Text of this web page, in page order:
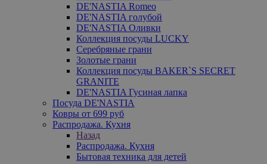
DE'NASTIA Romeo
DE'NASTIA голубой
DE'NASTIA Оливки
Коллекция посуды LUCKY
Серебряные грани
Золотые грани
Коллекция посуды BAKER`S SECRET
GRANITE
DE'NASTIA Гусиная лапка
Посуда DE'NASTIA
Ковры от 699 руб
Распродажа. Кухня
Назад
Распродажа. Кухня
Бытовая техника для детей